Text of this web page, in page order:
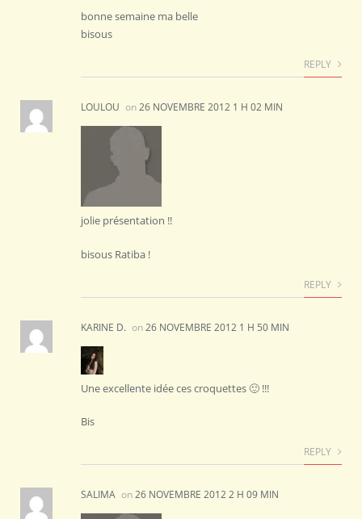
bonne semaine ma belle
bisous
REPLY
LOULOU on26 NOVEMBRE 2012 1 H 02 MIN
jolie présentation !!
bisous Ratiba !
REPLY
KARINE D. on26 NOVEMBRE 2012 1 H 50 MIN
Une excellente idée ces croquettes 🙂 !!!
Bis
REPLY
SALIMA on26 NOVEMBRE 2012 2 H 09 MIN